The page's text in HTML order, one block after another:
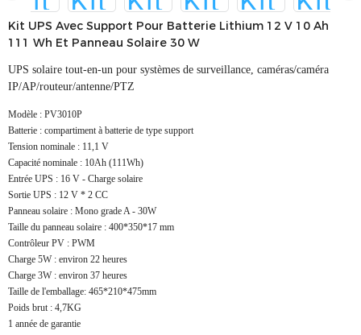
Kit UPS Avec Support Pour Batterie Lithium 12 V 10 Ah
111 Wh Et Panneau Solaire 30 W
UPS solaire tout-en-un pour systèmes de surveillance, caméras/caméra
IP/AP/routeur/antenne/PTZ
Modèle : PV3010P
Batterie : compartiment à batterie de type support
Tension nominale : 11,1 V
Capacité nominale : 10Ah (111Wh)
Entrée UPS : 16 V - Charge solaire
Sortie UPS : 12 V * 2 CC
Panneau solaire : Mono grade A - 30W
Taille du panneau solaire : 400*350*17 mm
Contrôleur PV : PWM
Charge 5W : environ 22 heures
Charge 3W : environ 37 heures
Taille de l'emballage: 465*210*475mm
Poids brut : 4,7KG
1 année de garantie